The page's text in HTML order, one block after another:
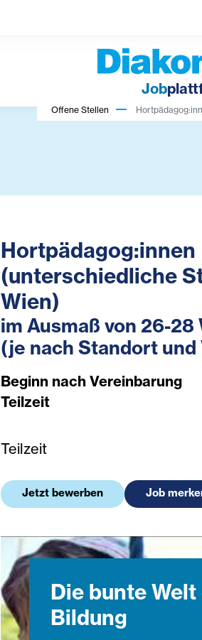
Job
Offene Stellen
Hortpädagog:innen
(unterschiedliche
Wien)
im Ausmaß von 26-
(je nach Standort
Beginn nach Vereinbarung
Teilzeit
Teilzeit
Jetzt bewerben Job
Die bunte
Bildung